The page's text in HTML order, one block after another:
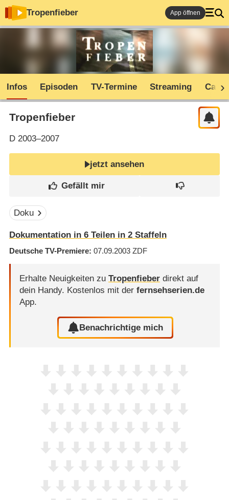
Tropenfieber App öffnen
Infos Episoden TV-Termine Streaming Cast
Tropenfieber
D2003–2007
jetzt ansehen
Doku
Dokumentation in 6 Teilen in 2 Staffeln
Deutsche TV-Premiere 07.09.2003 ZDF
Erhalte Neuigkeiten zu Tropenfieberdirekt auf
dein Handy. Kostenlos mit der fernsehserien.de
App.
Benachrichtige mich